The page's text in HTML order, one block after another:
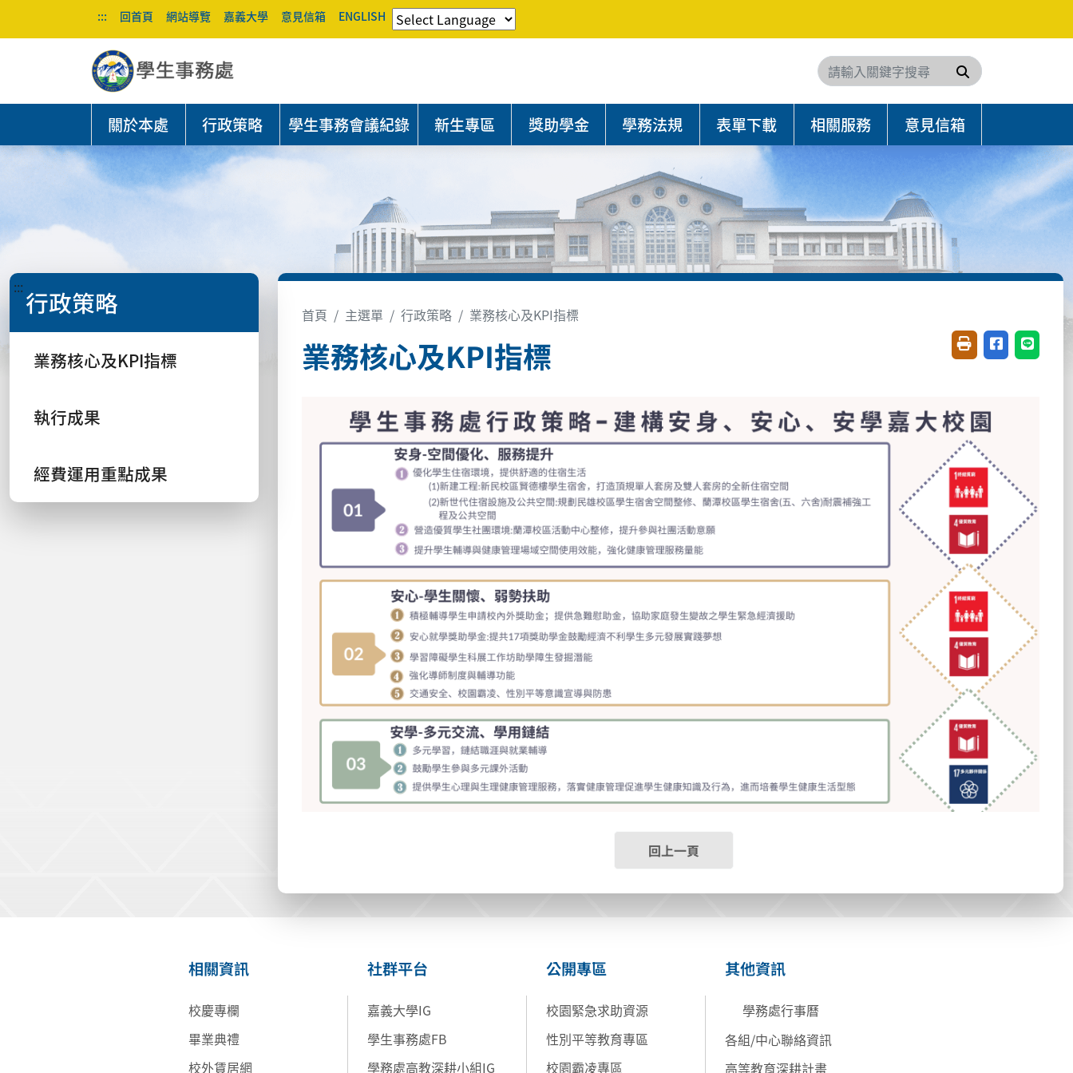
::: 回首頁 網站導覽 嘉義大學 意見信箱 ENGLISH
搜尋
關於本處 行政策略 學生事務會議紀錄 新生專區 獎助學金 學務法規 表單下載 相關服務 意見信箱
::: 行政策略
業務核心及KPI指標
執行成果
經費運用重點成果
首頁 主選單 行政策略 業務核心及KPI指標
業務核心及KPI指標 友善列印(開新視窗)
分享至臉書(
分享至
回上一頁
相關資訊
校慶專欄
畢業典禮
校外賃居網
社群平台
嘉義大學IG
學生事務處FB
學務處高教深耕小組IG
公開專區
校園緊急求助資源
性別平等教育專區
校園霸凌專區
其他資訊
學務處行事曆
各組/中心聯絡資訊
高等教育深耕計畫